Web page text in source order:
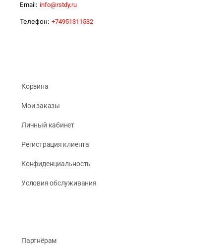
Email: info@rstdy.ru
Телефон: +74951311532
Корзина
Мои заказы
Личный кабинет
Регистрация клиента
Конфиденциальность
Условия обслуживания
Партнёрам